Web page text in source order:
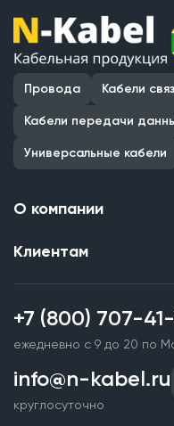
Провода Кабели
Кабели передачи
Универсальные кабели
О компании
Контакты
Наши объекты
Партнерство
Документы и
Клиентам
Производство
Срочное
Оплата и доставка
Гарантия качества
+7 (800) 707-
ежедневно с 9 до 20 по
info@n-kabel.ru
круглосуточно